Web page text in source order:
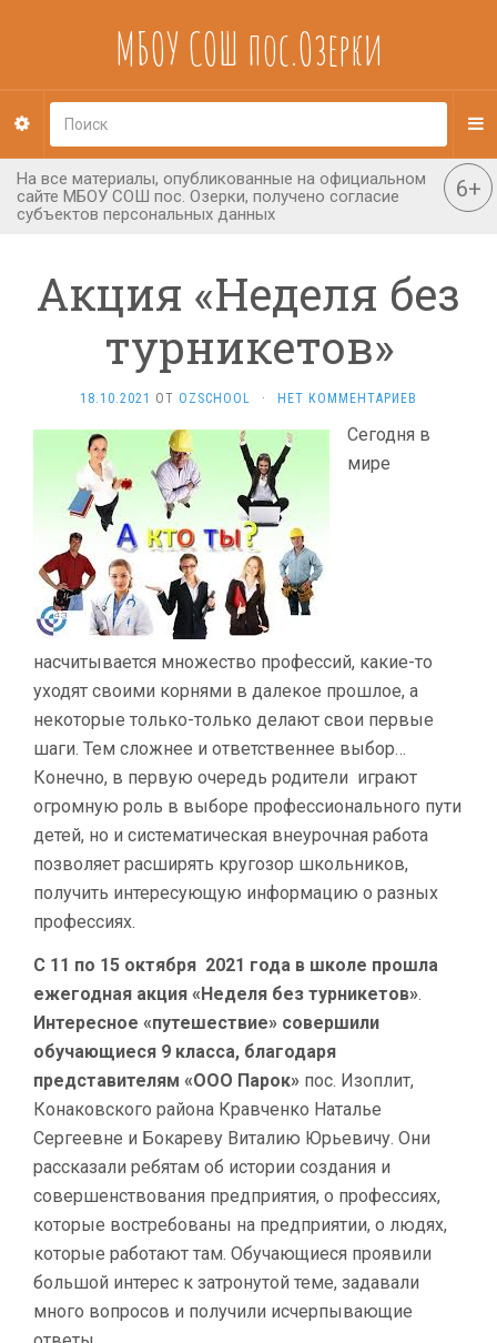
МБОУ СОШ пос.Озерки
Акция «Неделя без
турникетов»
18.10.2021 ОТ OZSCHOOL · НЕТ КОММЕНТАРИЕВ
Сегодня в
мире
насчитывается множество профессий, какие-то
уходят своими корнями в далекое прошлое, а
некоторые только-только делают свои первые
шаги. Тем сложнее и ответственнее выбор…
Конечно, в первую очередь родители играют
огромную роль в выборе профессионального пути
детей, но и систематическая внеурочная работа
позволяет расширять кругозор школьников,
получить интересующую информацию о разных
профессиях.
С 11 по 15 октября 2021 года в школе прошла
ежегодная акция «Неделя без турникетов».
Интересное «путешествие» совершили
обучающиеся 9 класса, благодаря
представителям «ООО Парок» пос. Изоплит,
Конаковского района Кравченко Наталье
Сергеевне и Бокареву Виталию Юрьевичу. Они
рассказали ребятам об истории создания и
совершенствования предприятия, о профессиях,
которые востребованы на предприятии, о людях,
которые работают там. Обучающиеся проявили
большой интерес к затронутой теме, задавали
много вопросов и получили исчерпывающие